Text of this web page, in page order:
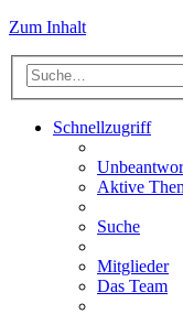
Zum Inhalt
Schnellzugriff
Aktive
Suche
Mitglieder
Das Team